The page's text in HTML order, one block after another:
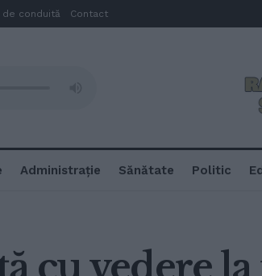
de conduită Contact
Administrație Sănătate Politic
cu vedere